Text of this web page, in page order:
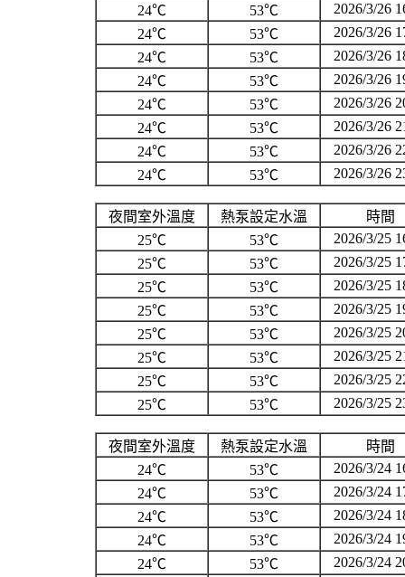
24℃
53℃
2026/3/26
24℃
53℃
2026/3/26
24℃
53℃
2026/3/26
24℃
53℃
2026/3/26
24℃
53℃
2026/3/26
24℃
53℃
2026/3/26
24℃
53℃
2026/3/26
24℃
53℃ 2026/3/26
夜間室外溫度 熱泵設定水溫
時間
25℃
53℃
2026/3/25
25℃
53℃
2026/3/25
25℃
53℃
2026/3/25
25℃
53℃
2026/3/25
25℃
53℃
2026/3/25
25℃
53℃
2026/3/25
25℃
53℃
2026/3/25
25℃
53℃ 2026/3/25
夜間室外溫度 熱泵設定水溫
時間
24℃
53℃
2026/3/24
24℃
53℃
2026/3/24
24℃
53℃
2026/3/24
24℃
53℃
2026/3/24
24℃
53℃
2026/3/24